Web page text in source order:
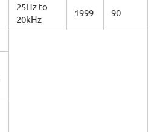
25Hz to
20kHz
1999 90